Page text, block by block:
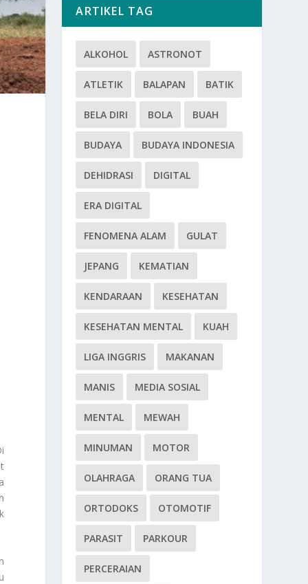
ARTIKEL TAG
ALKOHOL ASTRONOT
ATLETIK BALAPAN BATIK
BELA DIRI BOLA BUAH
BUDAYA BUDAYA INDONESIA
DEHIDRASI DIGITAL
ERA DIGITAL
FENOMENA ALAM GULAT
JEPANG KEMATIAN
KENDARAAN KESEHATAN
KESEHATAN MENTAL KUAH
LIGA INGGRIS MAKANAN
MANIS MEDIA SOSIAL
MENTAL MEWAH
MINUMAN MOTOR
OLAHRAGA ORANG TUA
ORTODOKS OTOMOTIF
PARASIT PARKOUR
PERCERAIAN